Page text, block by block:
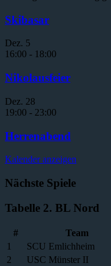
Skibasar
Dez. 5
16:00 - 18:00
Nikolausfeier
Dez. 28
19:00 - 23:00
Herrenabend
Kalender anzeigen
Nächste Spiele
Tabelle 2. BL Nord
# Team
1
SCU Emlichheim
2
USC Münster II